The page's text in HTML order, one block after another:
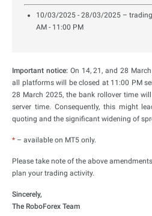
10/03/2025 - 28/03/2025 –
AM - 11:00 PM
Important notice:On 14, 21, and 28
all platforms will be closed at 11:00 PM
28 March 2025, the bank rollover time
server time. Consequently, this might
quoting and the significant widening of
* – available on MT5 only.
Please take note of the above
plan your trading activity.
Sincerely,
The RoboForex Team